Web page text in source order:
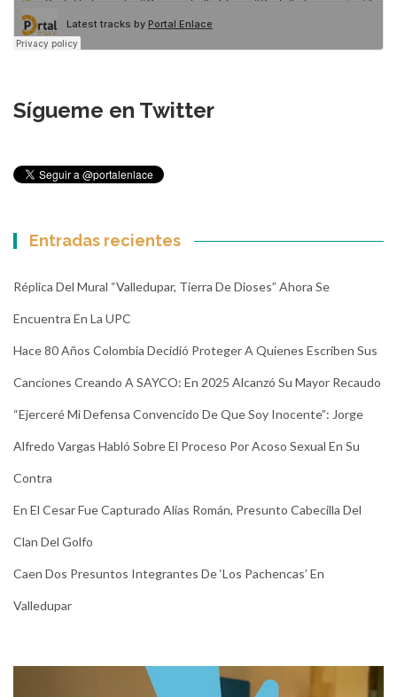
Sígueme en Twitter
Entradas recientes
Réplica Del Mural “Valledupar, Tierra De Dioses” Ahora Se
Encuentra En La UPC
Hace 80 Años Colombia Decidió Proteger A Quienes Escriben Sus
Canciones Creando A SAYCO: En 2025 Alcanzó Su Mayor Recaudo
“Ejerceré Mi Defensa Convencido De Que Soy Inocente”: Jorge
Alfredo Vargas Habló Sobre El Proceso Por Acoso Sexual En Su
Contra
En El Cesar Fue Capturado Alias Román, Presunto Cabecilla Del
Clan Del Golfo
Caen Dos Presuntos Integrantes De ‘Los Pachencas’ En
Valledupar